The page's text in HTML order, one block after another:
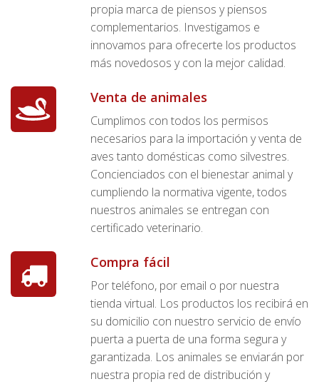
propia marca de piensos y piensos
complementarios. Investigamos e
innovamos para ofrecerte los productos
más novedosos y con la mejor calidad.
Venta de animales
Cumplimos con todos los permisos
necesarios para la importación y venta de
aves tanto domésticas como silvestres.
Concienciados con el bienestar animal y
cumpliendo la normativa vigente, todos
nuestros animales se entregan con
certificado veterinario.
Compra fácil
Por teléfono, por email o por nuestra
tienda virtual. Los productos los recibirá en
su domicilio con nuestro servicio de envío
puerta a puerta de una forma segura y
garantizada. Los animales se enviarán por
nuestra propia red de distribución y